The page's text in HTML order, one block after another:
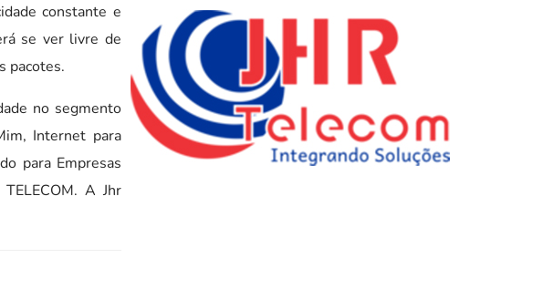
constante e
se ver livre de
pacotes.
no segmento
Internet para
para Empresas
A Jhr